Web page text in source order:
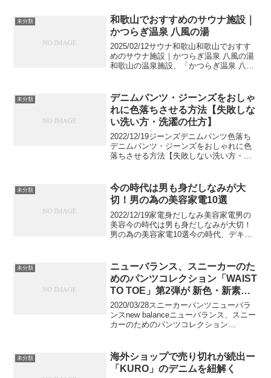
パンなんてナンセンス！アウトドアグッ
ズで...
未分類
和歌山でおすすめのサウナ施設｜
かつらぎ温泉 八風の湯
2025/02/12サウナ和歌山和歌山でおすす
めのサウナ施設｜かつらぎ温泉 八風の湯
和歌山の温泉施設、「かつらぎ温泉 八風
八風の湯に行く前に是非チェックしてい
ってくだ...
未分類
デニムパンツ・ジーンズをおしゃ
れに色落ちさせる方法【失敗しな
い洗い方・洗濯の仕方】
2022/12/19ジーンズデニムパンツ色落ち
デニムパンツ・ジーンズをおしゃれに色
落ちさせる方法【失敗しない洗い方・洗
んですが、最大の楽しみは色落ちですよ
ね。色落ちは、人...
未分類
今の時代は男も身だしなみが大
切！男の為の美容家電10選
2022/12/19家電身だしなみ美容家電男の
美容今の時代は男も身だしなみが大切！
男の為の美容家電10選今の時代、デキる
ちろんの事、社会人のたしなみとして、
美容にも気遣...
未分類
ニューバランス、スニーカーのた
めのパンツコレクション「WAIST
TO TOE」第2弾が 新色・新素材
で登場
2020/03/28スニーカーパンツニューバラ
ンスnew balanceニューバランス、スニー
カーのためのパンツコレクション
も美しく見せるパンツをコンセプト...
未分類
海外ショップで売り切れが続出ー
「KURO」のデニムを紐解く